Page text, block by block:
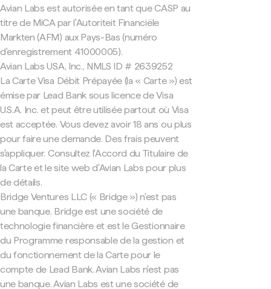
Avian Labs est autorisée en tant que CASP au
titre de MiCA par l'Autoriteit Financiële
Markten (AFM) aux Pays-Bas (numéro
d'enregistrement 41000005).
Avian Labs USA, Inc., NMLS ID # 2639252
La Carte Visa Débit Prépayée (la « Carte ») est
émise par Lead Bank sous licence de Visa
U.S.A. Inc. et peut être utilisée partout où Visa
est acceptée. Vous devez avoir 18 ans ou plus
pour faire une demande. Des frais peuvent
s'appliquer. Consultez l'Accord du Titulaire de
la Carte et le site web d'Avian Labs pour plus
de détails.
Bridge Ventures LLC (« Bridge ») n'est pas
une banque. Bridge est une société de
technologie financière et est le Gestionnaire
du Programme responsable de la gestion et
du fonctionnement de la Carte pour le
compte de Lead Bank. Avian Labs n'est pas
une banque. Avian Labs est une société de